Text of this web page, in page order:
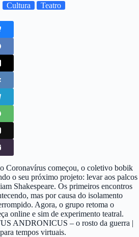
Cultura Teatro
Coronavírus começou, o coletivo bobik
o seu próximo projeto: levar aos palcos
Shakespeare. Os primeiros encontros
mas por causa do isolamento
Agora, o grupo retoma o
online e sim de experimento teatral.
ANDRONICUS – o rosto da guerra |
tempos virtuais.